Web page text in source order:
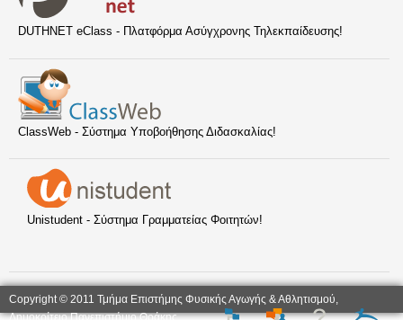
DUTHNET eClass - Πλατφόρμα Ασύγχρονης Τηλεκπαίδευσης!
ClassWeb - Σύστημα Υποβοήθησης Διδασκαλίας!
Unistudent - Σύστημα Γραμματείας Φοιτητών!
Copyright © 2011 Τμήμα Επιστήμης Φυσικής Αγωγής & Αθλητισμού,
Δημοκρίτειο Πανεπιστήμιο Θράκης